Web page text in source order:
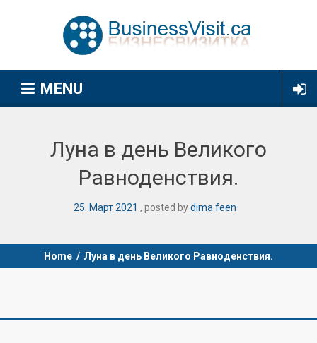
MENU
Луна в день Великого
Равноденствия.
25 Март2021 posted bydima feen
Home / Луна в день Великого Равноденствия.